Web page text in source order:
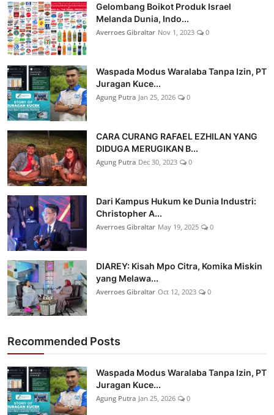
Gelombang Boikot Produk Israel
Melanda Dunia, Indo...
Averroes Gibraltar Nov 1, 2023 0
Waspada Modus Waralaba Tanpa Izin, PT
Juragan Kuce...
Agung Putra Jan 25, 2026 0
CARA CURANG RAFAEL EZHILAN YANG
DIDUGA MERUGIKAN B...
Agung Putra Dec 30, 2023 0
Dari Kampus Hukum ke Dunia Industri:
Christopher A...
Averroes Gibraltar May 19, 2025 0
DIAREY: Kisah Mpo Citra, Komika Miskin
yang Melawa...
Averroes Gibraltar Oct 12, 2023 0
Recommended Posts
Waspada Modus Waralaba Tanpa Izin, PT
Juragan Kuce...
Agung Putra Jan 25, 2026 0